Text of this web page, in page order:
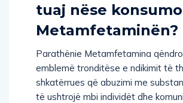
tuaj nëse
Metamfetaminën?
Parathënie Metamfetamina
emblemë tronditëse e ndikimit të
shkatërrues që abuzimi me
të ushtrojë mbi individët dhe